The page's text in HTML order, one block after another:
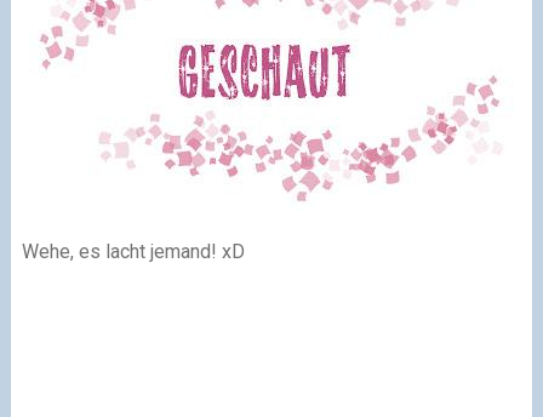
Wehe, es lacht jemand! xD